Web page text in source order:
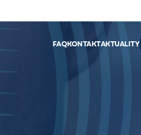
FAQKONTAKTAKTUALITY